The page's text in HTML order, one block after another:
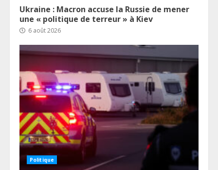
Ukraine : Macron accuse la Russie de mener
une « politique de terreur » à Kiev
6 août 2026
Politique